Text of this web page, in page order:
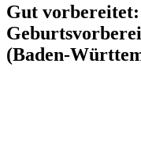
Gut vorbereitet:
(Baden-